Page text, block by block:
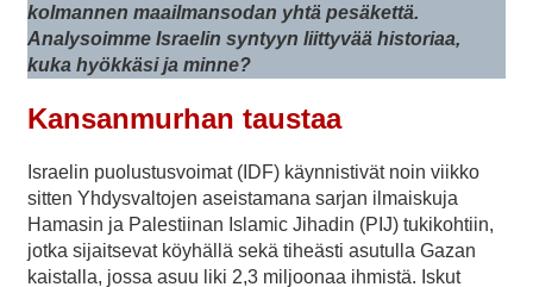
kolmannen maailmansodan yhtä pesäkettä.
Analysoimme Israelin syntyyn liittyvää historiaa,
kuka hyökkäsi ja minne?
Kansanmurhan taustaa
Israelin puolustusvoimat (IDF) käynnistivät noin viikko
sitten Yhdysvaltojen aseistamana sarjan ilmaiskuja
Hamasin ja Palestiinan Islamic Jihadin (PIJ) tukikohtiin,
jotka sijaitsevat köyhällä sekä tiheästi asutulla Gazan
kaistalla, jossa asuu liki 2,3 miljoonaa ihmistä. Iskut